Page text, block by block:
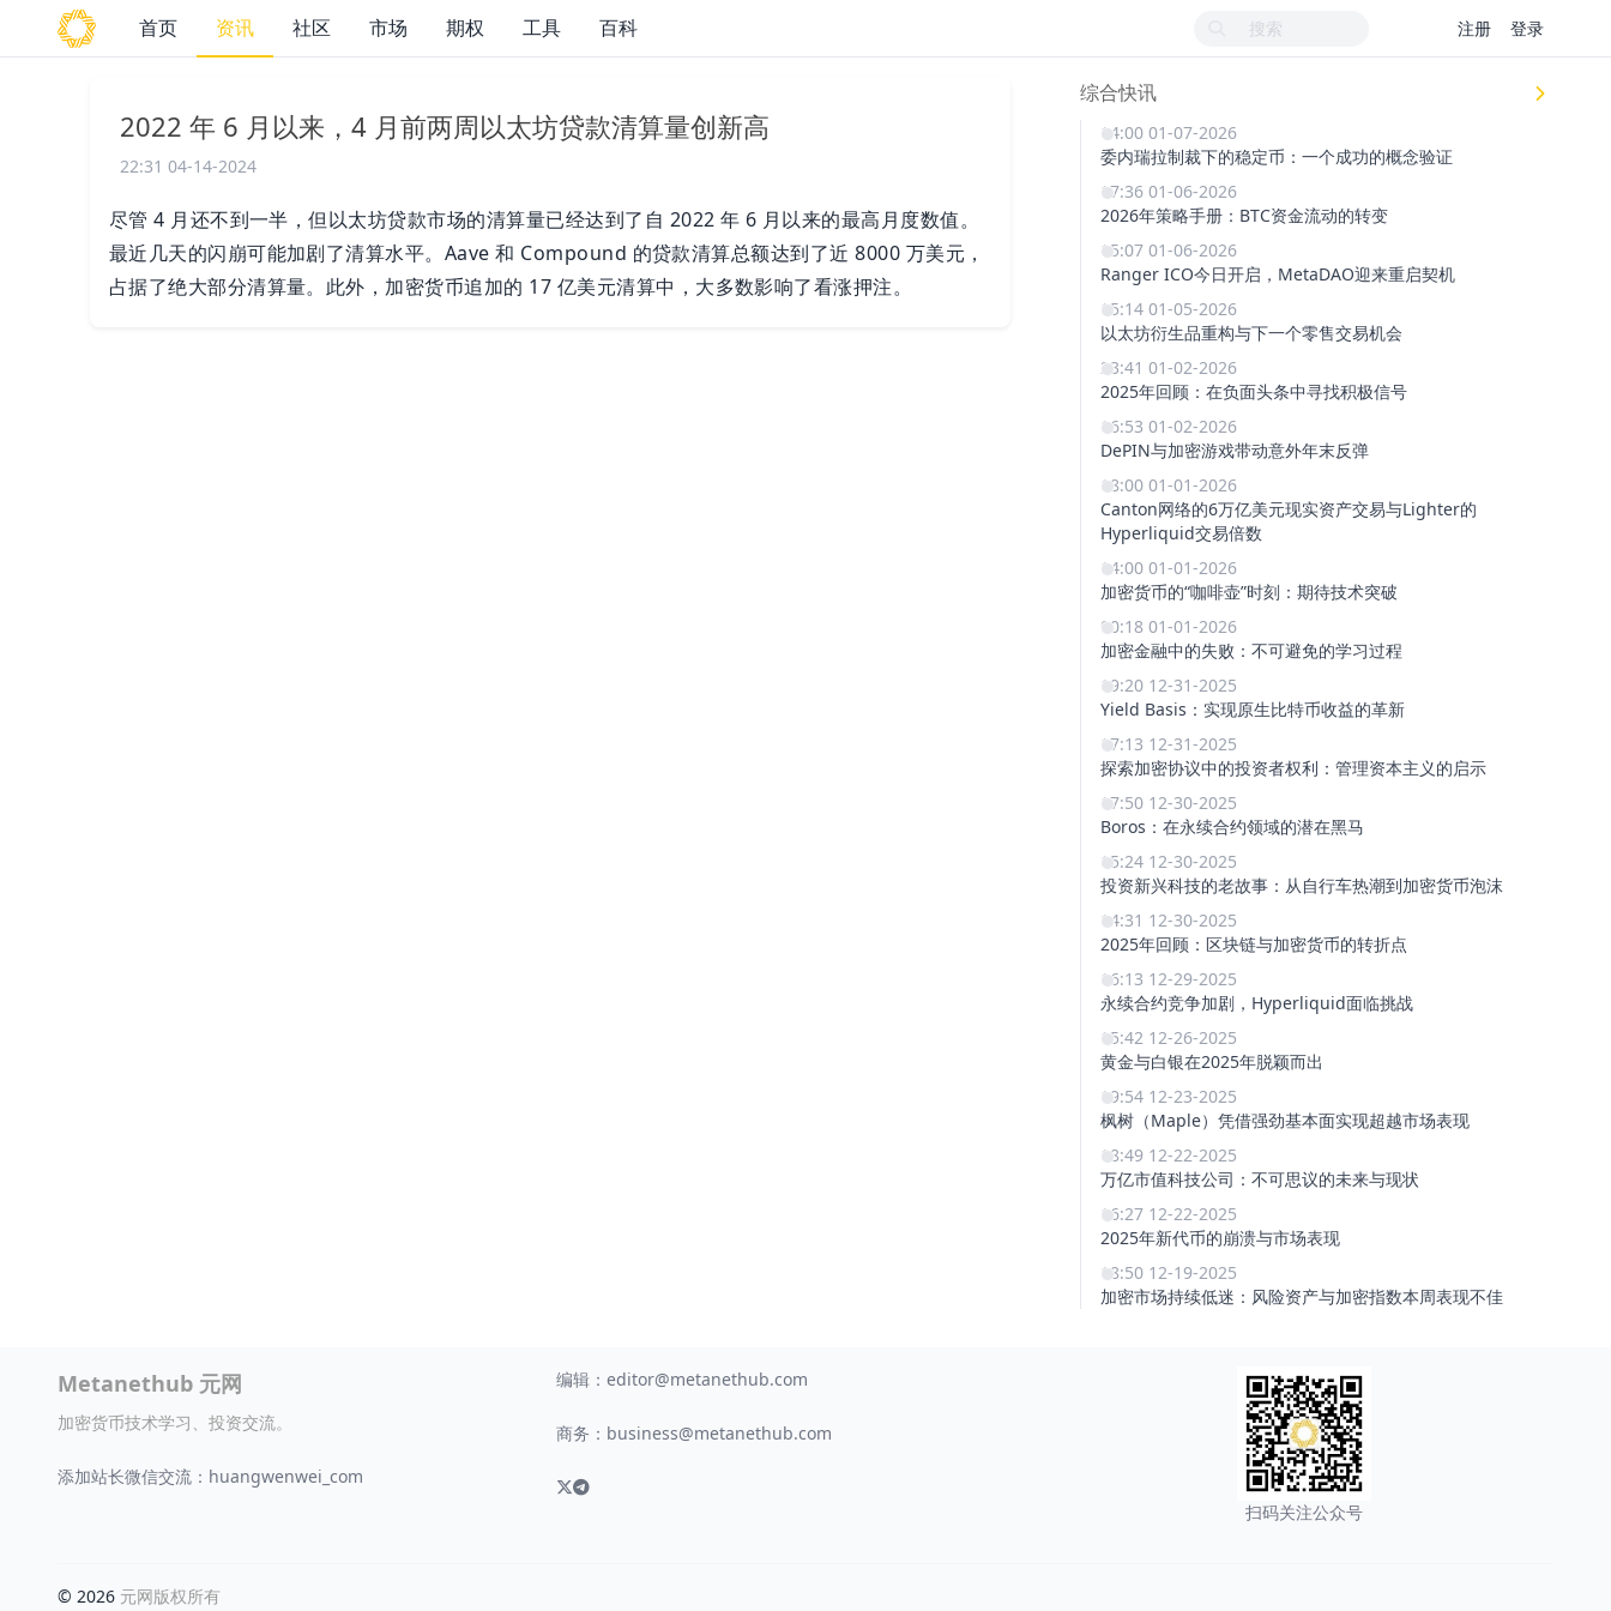
首页 资讯 社区 市场 期权 工具 百科 注册 登录
2022 年 6 月以来，4 月前两周以太坊贷款清算量创新高
22:31 04-14-2024
尽管 4 月还不到一半，但以太坊贷款市场的清算量已经达到了自 2022 年 6 月以来的最高月度数值。
最近几天的闪崩可能加剧了清算水平。Aave 和 Compound 的贷款清算总额达到了近 8000 万美元，
占据了绝大部分清算量。此外，加密货币追加的 17 亿美元清算中，大多数影响了看涨押注。
综合快讯
14:00 01-07-2026
委内瑞拉制裁下的稳定币：一个成功的概念验证
17:36 01-06-2026
2026年策略手册：BTC资金流动的转变
15:07 01-06-2026
Ranger ICO今日开启，MetaDAO迎来重启契机
15:14 01-05-2026
以太坊衍生品重构与下一个零售交易机会
23:41 01-02-2026
2025年回顾：在负面头条中寻找积极信号
16:53 01-02-2026
DePIN与加密游戏带动意外年末反弹
18:00 01-01-2026
Canton网络的6万亿美元现实资产交易与Lighter的
Hyperliquid交易倍数
14:00 01-01-2026
加密货币的“咖啡壶”时刻：期待技术突破
00:18 01-01-2026
加密金融中的失败：不可避免的学习过程
19:20 12-31-2025
Yield Basis：实现原生比特币收益的革新
17:13 12-31-2025
探索加密协议中的投资者权利：管理资本主义的启示
17:50 12-30-2025
Boros：在永续合约领域的潜在黑马
15:24 12-30-2025
投资新兴科技的老故事：从自行车热潮到加密货币泡沫
14:31 12-30-2025
2025年回顾：区块链与加密货币的转折点
16:13 12-29-2025
永续合约竞争加剧，Hyperliquid面临挑战
15:42 12-26-2025
黄金与白银在2025年脱颖而出
19:54 12-23-2025
枫树（Maple）凭借强劲基本面实现超越市场表现
18:49 12-22-2025
万亿市值科技公司：不可思议的未来与现状
16:27 12-22-2025
2025年新代币的崩溃与市场表现
18:50 12-19-2025
加密市场持续低迷：风险资产与加密指数本周表现不佳
Metanethub 元网
加密货币技术学习、投资交流。
添加站长微信交流：huangwenwei_com
编辑： editor@metanethub.com
商务： business@metanethub.com
扫码关注公众号
© 2026 元网版权所有